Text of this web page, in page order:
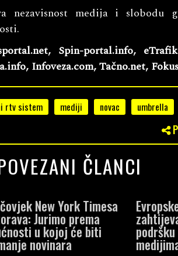
nezavisnost medija i slobodu
Spin-portal.info,
Infoveza.com, Tačno.net,
rtv sistem mediji novac umbrella
ČLANCI
Evropske vrijednosti
i evropsku
nezavisnim na
30